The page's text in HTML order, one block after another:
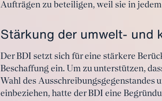
Aufträgen zu beteiligen, weil sie in
Stärkung der umwelt- und
Der BDI setzt sich für eine stärkere
Beschaffung ein. Um zu unterstützen,
Wahl des Ausschreibungsgegenstandes
einbeziehen, hatte der BDI eine